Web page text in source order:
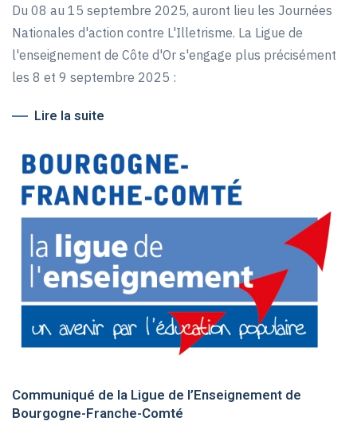
Du 08 au 15 septembre 2025, auront lieu les Journées
Nationales d'action contre L'Illetrisme. La Ligue de
l'enseignement de Côte d'Or s'engage plus précisément
les 8 et 9 septembre 2025 :
Lire la suite
Communiqué de la Ligue de l’Enseignement de
Bourgogne-Franche-Comté